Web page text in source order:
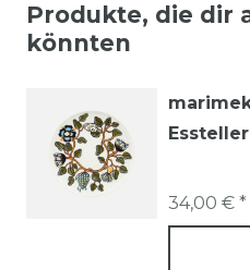
Produkte, die dir
könnten
34,00 € *